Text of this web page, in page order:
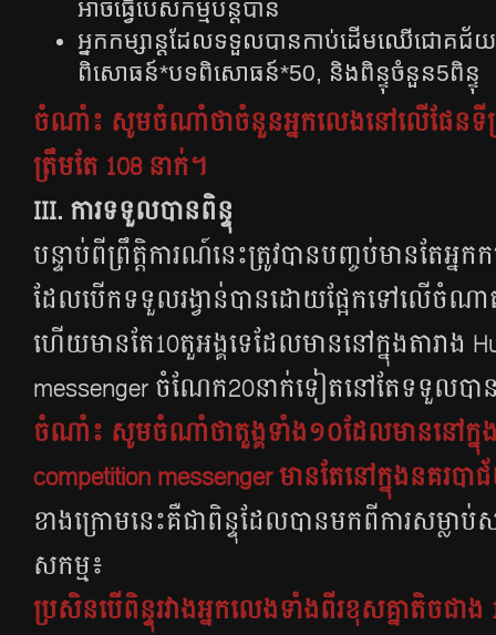
អាចធ្វើបេសកម្មបន្ដបាន
អ្នកកម្សាន្ដដែលទទួលបានកាប់ដេីមឈេីជោគ
ពិសោធន៍*បទពិសោធន៍*50, និងពិន្ទុចំនួន5ពិន្ទុ
ចំណាំ៖ សូមចំណាំថាចំនួនអ្នកលេងនៅលើផែនទីព្
ត្រឹមតែ 108 នាក់។
III. ការទទួលបានពិន្ទុ
បន្ទាប់ពីព្រឹត្ដិការណ៍នេះត្រូវបានបញ្ចប់មានតែអ្ន
ដែលបើកទទួលរង្វាន់បានដោយផ្អែកទៅលើចំណា
ហើយមានតែ10តួអង្គទេដែលមាននៅក្នុងតារាង
messenger ចំណែក20នាក់ទៀតនៅតែទទួលបានរ
ចំណាំ៖ សូមចំណាំថាតួង្គទាំង១០ដែលមាននៅក្នុ
competition messenger មានតែនៅក្នុងនគរ
ខាងក្រោមនេះគឺជាពិន្ទុដែលបានមកពីការសម្ល
សកម្ម៖
ប្រសិនបើពិន្ទុរវាងអ្នកលេងទាំងពីរខុសគ្នាតិចជាង